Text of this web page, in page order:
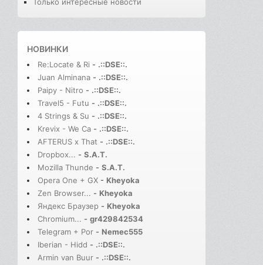
Только интересные новости
НОВИНКИ
Re:Locate & Ri - .::DSE::.
Juan Alminana - .::DSE::.
Paipy - Nitro - .::DSE::.
Travel5 - Futu - .::DSE::.
4 Strings & Su - .::DSE::.
Krevix - We Ca - .::DSE::.
AFTERUS x That - .::DSE::.
Dropbox... - S.A.T.
Mozilla Thunde - S.A.T.
Opera One + GX - Kheyoka
Zen Browser... - Kheyoka
Яндекс Браузер - Kheyoka
Chromium... - gr429842534
Telegram + Por - Nemec555
Iberian - Hidd - .::DSE::.
Armin van Buur - .::DSE::.